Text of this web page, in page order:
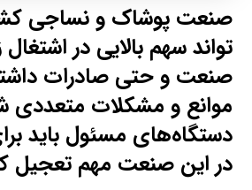
صنعت پوشاک و نساجی
تواند سهم بالایی در
صنعت و حتی صادرات داشته
موانع و مشکلات متعددی
دستگاه‌های مسئول باید
در این صنعت مهم تعجیل